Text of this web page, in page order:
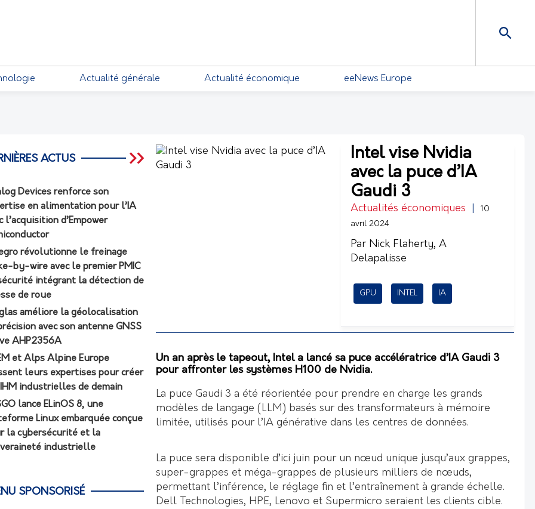
Actualité générale Actualité économique eeNews Europe
Intel vise Nvidia
avec la puce d’IA
Gaudi 3
Actualités économiques
10
avril 2024
Par Nick Flaherty, A
Delapalisse
GPU INTEL IA
Un an après le tapeout, Intel a lancé sa puce accélératrice d’IA Gaudi 3
pour affronter les systèmes H100 de Nvidia.
La puce Gaudi 3 a été réorientée pour prendre en charge les grands
modèles de langage (LLM) basés sur des transformateurs à mémoire
limitée, utilisés pour l’IA générative dans les centres de données.
La puce sera disponible d’ici juin pour un nœud unique jusqu’aux grappes,
super-grappes et méga-grappes de plusieurs milliers de nœuds,
permettant l’inférence, le réglage fin et l’entraînement à grande échelle.
Dell Technologies, HPE, Lenovo et Supermicro seraient les clients cible.
ACTUS
Devices renforce son
en alimentation pour l’IA
l’acquisition d’Empower
révolutionne le freinage
by-wire avec le premier PMIC
intégrant la détection de
de roue
améliore la géolocalisation
avec son antenne GNSS
AHP2356A
et Alps Alpine Europe
leurs expertises pour créer
industrielles de demain
lance ELinOS 8, une
Linux embarquée conçue
la cybersécurité et la
industrielle
SPONSORISÉ